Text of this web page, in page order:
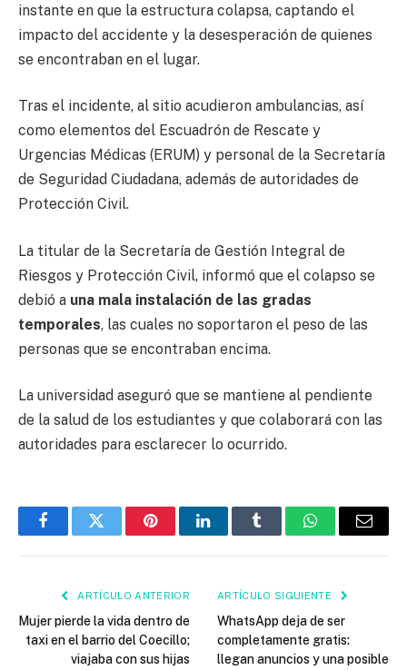
instante en que la estructura colapsa, captando el
impacto del accidente y la desesperación de quienes
se encontraban en el lugar.
Tras el incidente, al sitio acudieron ambulancias, así
como elementos del Escuadrón de Rescate y
Urgencias Médicas (ERUM) y personal de la Secretaría
de Seguridad Ciudadana, además de autoridades de
Protección Civil.
La titular de la Secretaría de Gestión Integral de
Riesgos y Protección Civil, informó que el colapso se
debió a una mala instalación de las gradas
temporales, las cuales no soportaron el peso de las
personas que se encontraban encima.
La universidad aseguró que se mantiene al pendiente
de la salud de los estudiantes y que colaborará con las
autoridades para esclarecer lo ocurrido.
FacebookTwitter PinterestLinkedInTumblr WhatsAppEmail
ARTÍCULO ANTERIOR
Mujer pierde la vida dentro de
taxi en el barrio del Coecillo;
viajaba con sus hijas
ARTÍCULO SIGUIENTE
WhatsApp deja de ser
completamente gratis:
llegan anuncios y una posible